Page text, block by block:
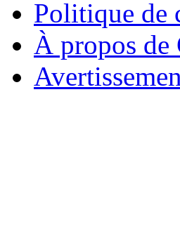
Politique de
À propos de